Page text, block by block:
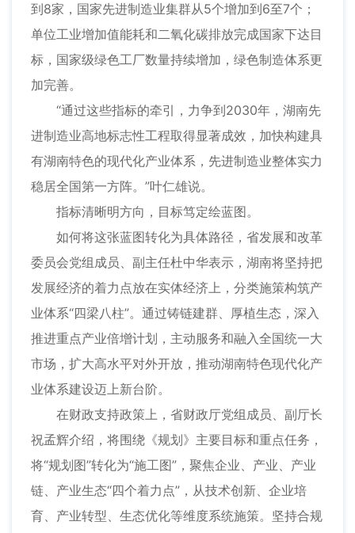
到8家，国家先进制造业集群从5个增加到6至7个；
单位工业增加值能耗和二氧化碳排放完成国家下达目
标，国家级绿色工厂数量持续增加，绿色制造体系更
加完善。
“通过这些指标的牵引，力争到2030年，湖南先
进制造业高地标志性工程取得显著成效，加快构建具
有湖南特色的现代化产业体系，先进制造业整体实力
稳居全国第一方阵。”叶仁雄说。
指标清晰明方向，目标笃定绘蓝图。
如何将这张蓝图转化为具体路径，省发展和改革
委员会党组成员、副主任杜中华表示，湖南将坚持把
发展经济的着力点放在实体经济上，分类施策构筑产
业体系“四梁八柱”。通过铸链建群、厚植生态，深入
推进重点产业倍增计划，主动服务和融入全国统一大
市场，扩大高水平对外开放，推动湖南特色现代化产
业体系建设迈上新台阶。
在财政支持政策上，省财政厅党组成员、副厅长
祝孟辉介绍，将围绕《规划》主要目标和重点任务，
将“规划图”转化为“施工图”，聚焦企业、产业、产业
链、产业生态“四个着力点”，从技术创新、企业培
育、产业转型、生态优化等维度系统施策。坚持合规